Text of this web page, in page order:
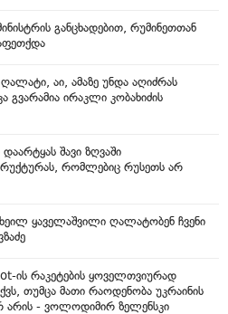
განცხადებით, რუმინეთთან
აი, ამაზე უნდა აღიძრას
გვარამია ირაკლი კობახიძის
შავი ზღვაში
რომლებიც რუსეთს არ
ყაველაშვილი ღალატობენ ჩვენი
ის რაკეტების ყოველთვიურად
თუმცა მათი რაოდენობა უკრაინის
არის - ვოლოდიმირ ზელენსკი